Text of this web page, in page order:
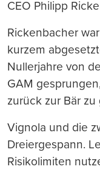
CEO Philipp
Rickenbacher
kurzem
Nullerjahre von
GAM
zurück zur Bär zu
Vignola und die
Dreiergespann.
Risikolimiten